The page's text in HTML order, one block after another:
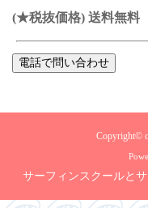
(★税抜価格) 送料無料
Copyright©
サーフィンスクールと